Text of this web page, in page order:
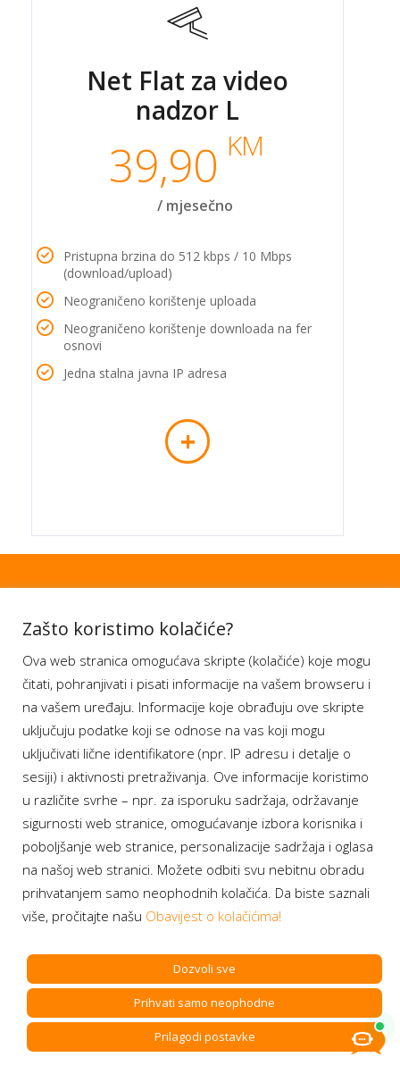
Net Flat za video
nadzor L
39,90 KM
/ mjesečno
Pristupna brzina do 512 kbps / 10 Mbps
(download/upload)
Neograničeno korištenje uploada
Neograničeno korištenje downloada na fer
osnovi
Jedna stalna javna IP adresa
+
Nabavke i pozivi
Karijera
Pristup informacijama
Arhiva vijesti
Arhiva obavijesti
B2B
Veleprodaja
Sponzorstva
Donacije
BH Telecom i SFF – Za najbolje filmske priče
Zašto koristimo kolačiće?
Ova web stranica omogućava skripte (kolačiće) koje mogu
čitati, pohranjivati i pisati informacije na vašem browseru i
na vašem uređaju. Informacije koje obrađuju ove skripte
uključuju podatke koji se odnose na vas koji mogu
uključivati lične identifikatore (npr. IP adresu i detalje o
sesiji) i aktivnosti pretraživanja. Ove informacije koristimo
u različite svrhe – npr. za isporuku sadržaja, održavanje
sigurnosti web stranice, omogućavanje izbora korisnika i
poboljšanje web stranice, personalizacije sadržaja i oglasa
na našoj web stranici. Možete odbiti svu nebitnu obradu
prihvatanjem samo neophodnih kolačića. Da biste saznali
više, pročitajte našu Obavijest o kolačićima!
Dozvoli sve
Prihvati samo neophodne
Prilagodi postavke